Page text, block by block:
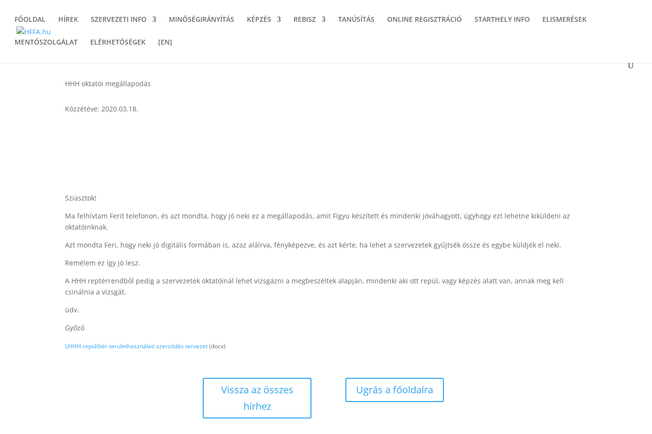
FŐOLDAL HÍREK SZERVEZETI INFO MINŐSÉGIRÁNYÍTÁS KÉPZÉS REBISZ TANÚSÍTÁS ONLINE REGISZTRÁCIÓ STARTHELY INFO ELISMERÉSEK
MENTŐSZOLGÁLAT ELÉRHETŐSÉGEK [EN]
HHH oktatói megállapodás
Közzétéve: 2020.03.18.
Sziasztok!
Ma felhívtam Ferit telefonon, és azt mondta, hogy jó neki ez a megállapodás, amit Figyu készített és mindenki jóváhagyott, úgyhogy ezt lehetne kiküldeni az
oktatóinknak.
Azt mondta Feri, hogy neki jó digitális formában is, azaz aláírva, fényképezve, és azt kérte, ha lehet a szervezetek gyűjtsék össze és egybe küldjék el neki.
Remélem ez így jó lesz.
A HHH reptérrendből pedig a szervezetek oktatóinál lehet vizsgázni a megbeszéltek alapján, mindenki aki ott repül, vagy képzés alatt van, annak meg kell
csinálnia a vizsgát.
üdv.
Győző
LHHH repülőtér területhasználati szerződés tervezet(docx)
Vissza az összes
hírhez
Ugrás a főoldalra